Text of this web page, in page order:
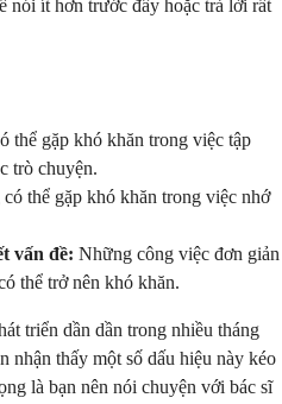
nói ít hơn trước đây hoặc trả lời rất
thể gặp khó khăn trong việc tập
trò chuyện.
thể gặp khó khăn trong việc nhớ
vấn đề: Những công việc đơn giản
thể trở nên khó khăn.
triển dần dần trong nhiều tháng
nhận thấy một số dấu hiệu này kéo
là bạn nên nói chuyện với bác sĩ